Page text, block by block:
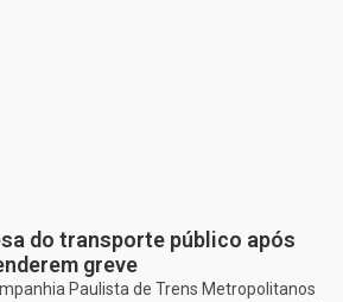
do transporte público após
greve
Paulista de Trens Metropolitanos